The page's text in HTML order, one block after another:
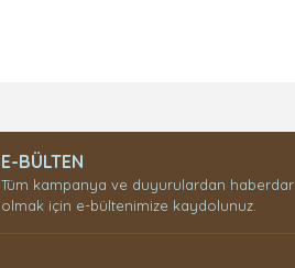
Yorum Yaz
E-BÜLTEN
Tüm kampanya ve duyurulardan haberdar
olmak için e-bültenimize kaydolunuz.